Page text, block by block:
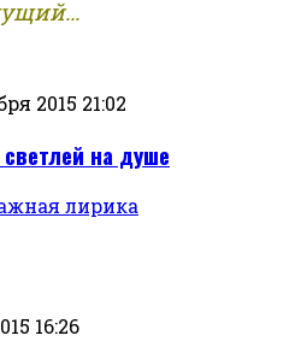
2015 21:02
на душе
лирика
16:26